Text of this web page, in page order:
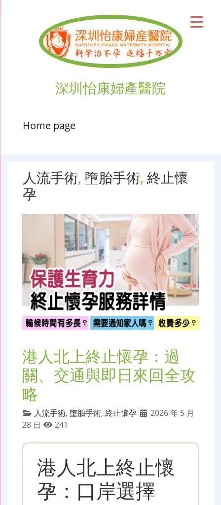
深圳怡康婦產醫院
Home page
人流手術, 墮胎手術, 終止懷
孕
港人北上終止懷孕：過
關、交通與即日來回全攻
略
人流手術, 墮胎手術, 終止懷孕
2026 年 5 月
28 日
241
港人北上終止懷
孕：口岸選擇